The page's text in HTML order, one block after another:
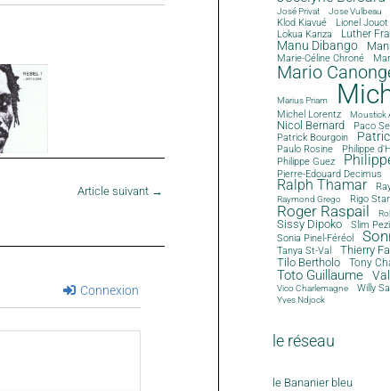
Article suivant →
Connexion
José Privat Jose Vulbeau
Klod Kiavué Lionel Jouot
Lokua Kanza
Luther
Manu Dibango
Marie-Céline Chroné
Mario
Marius Priam
Michel Lorentz Moustick
Nicol Bernard Paco
Patrick Bourgoin
Paulo Rosine Philippe
Philippe Guez
Pierre-Edouard Decimus
Ralph Thamar
Raymond Grego Rigo Star
Roger Raspail
Sissy Dipoko Slim
Sonia Pinel-Féréol
Tanya St-Val Thierry
Tilo Bertholo Tony
Toto Guillaume
Vico Charlemagne Willy
Yves Ndjock
le réseau
le Bananier bleu